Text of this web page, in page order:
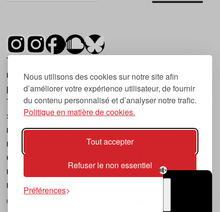
Nous utilisons des cookies sur notre site afin
d’améliorer votre expérience utilisateur, de fournir
du contenu personnalisé et d’analyser notre trafic.
Politique en matière de cookies.
Tout accepter
Refuser le non essentiel
Préférences
Tsugi est un mensuel indépendant sur la
musique et les nouvelles tendances, dont la
première parution date de 2007.
Tsugi en japonais signifie « prochain », « suivant
», ce qui correspond à la thématique du
magazine, à l’affût des nouvelles tendances
musicales, qu’elles viennent de la musique
électronique, du rock ou du hip hop, et des
nouveaux phénomènes de société liés à la
musique.
POLITIQUE DE COOKIES (UE)